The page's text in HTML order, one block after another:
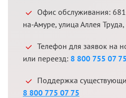
Офис обслуживания:
на-Амуре, улица Аллея
Телефон для заявок на
или переезд: 8 800 755 07 75
Поддержка
8 800 775 07 75